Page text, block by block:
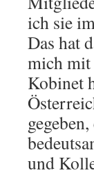
ich sie
Das hat
mich mit
Kobinet
und